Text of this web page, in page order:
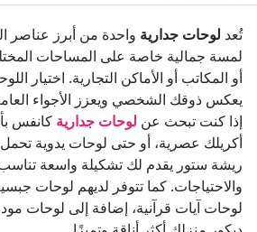
تُعد لوحات جدارية واحدة من أبرز عناصر
لمسة جمالية خاصة على المساحات
أو المكاتب أو الأماكن التجارية. اختيار
يعكس ذوقك الشخصي ويعزز الأجواء
إذا كنت تبحث عن لوحات جدارية كانفس
أكريلك عصرية، أو حتى لوحات يدوية
ريشة ستور يقدم لك تشكيلة واسعة تناسب
والاحتياجات. كما تتوفر لديهم لوحات
لوحات آيات قرآنية، إضافة إلى لوحات